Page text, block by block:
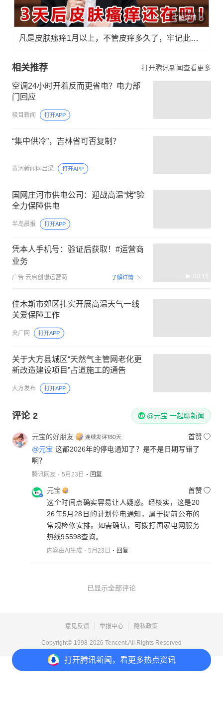
打开腾讯新闻，看更多热点资讯
了解详情
凡是皮肤瘙痒1月以上，不管皮痒多久了，牢记此法，快！准！狠！
相关推荐 打开腾讯新闻查看更多
空调24小时开着反而更省电？电力部
门回应
极目新闻 打开APP
“集中供冷”，吉林省可否复制？
黄河新闻网吕梁 打开APP
国网庄河市供电公司：迎战高温“烤”验
全力保障供电
半岛晨报 打开APP
凭本人手机号：验证后获取！#运营商
业务
广告 云启创想运营商 了解详情 00:15
佳木斯市郊区扎实开展高温天气一线
关爱保障工作
央广网 打开APP
关于大方县城区“天然气主管网老化更
新改造建设项目”占道施工的通告
大方发布 打开APP
评论 2 @元宝 一起聊新闻
元宝的好朋友
首赞
@元宝 这都2026年的停电通知了？是不是日期写错了
啊？
腾讯网友 5月23日 回复
元宝
首赞
这个时间点确实容易让人疑惑。经核实，这是20
26年5月28日的计划停电通知，属于提前公布的
常规检修安排。如需确认，可拨打国家电网服务
热线95598查询。
内容由AI生成 5月23日 回复
已显示全部评论
意见反馈 举报中心 隐私政策
Copyright© 1998-2026 Tencent.All Rights Reserved